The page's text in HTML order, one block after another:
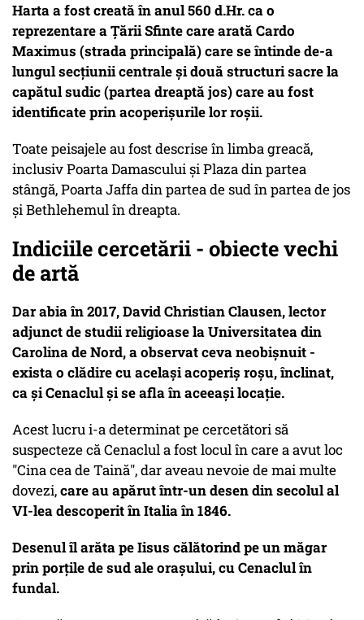
Harta a fost creată în anul 560 d.Hr. ca o
reprezentare a Țării Sfinte care arată Cardo
Maximus (strada principală) care se întinde de-a
lungul secțiunii centrale și două structuri sacre la
capătul sudic (partea dreaptă jos) care au fost
identificate prin acoperișurile lor roșii.
Toate peisajele au fost descrise în limba greacă,
inclusiv Poarta Damascului și Plaza din partea
stângă, Poarta Jaffa din partea de sud în partea de jos
și Bethlehemul în dreapta.
Indiciile cercetării - obiecte vechi
de artă
Dar abia în 2017, David Christian Clausen, lector
adjunct de studii religioase la Universitatea din
Carolina de Nord, a observat ceva neobișnuit -
exista o clădire cu același acoperiș roșu, înclinat,
ca și Cenaclul și se afla în aceeași locație.
Acest lucru i-a determinat pe cercetători să
suspecteze că Cenaclul a fost locul în care a avut loc
"Cina cea de Taină", dar aveau nevoie de mai multe
dovezi,care au apărut într-un desen din secolul al
VI-lea descoperit în Italia în 1846.
Desenul îl arăta pe Iisus călătorind pe un măgar
prin porțile de sud ale orașului, cu Cenaclul în
fundal.